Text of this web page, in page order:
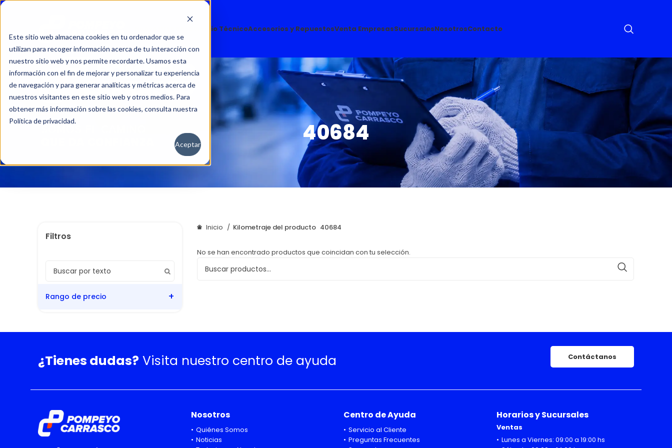
Este sitio web almacena cookies en tu ordenador que se
utilizan para recoger información acerca de tu interacción con
nuestro sitio web y nos permite recordarte. Usamos esta
información con el fin de mejorar y personalizar tu experiencia
de navegación y para generar analíticas y métricas acerca de
nuestros visitantes en este sitio web y otros medios. Para
obtener más información sobre las cookies, consulta nuestra
Política de privacidad.
Aceptar
Servicio TécnicoAccesorios y RepuestosVenta EmpresasSucursalesNosotrosContacto
40684
Rango de precio
Inicio Kilometraje del producto 40684
No se han encontrado productos que coincidan con tu selección.
¿Tienes dudas? Visita nuestro centro de ayuda Contáctanos
Nosotros
Quiénes Somos
Noticias
Centro de Ayuda
Servicio al Cliente
Preguntas Frecuentes
Horarios y Sucursales
Ventas
Lunes a Viernes: 09:00 a 19:00 hs